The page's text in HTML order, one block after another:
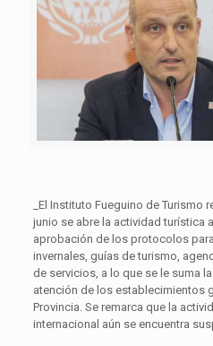
_El Instituto Fueguino de Turismo
junio se abre la actividad turística
aprobación de los protocolos
invernales, guías de turismo,
de servicios, a lo que se le suma
atención de los establecimientos
Provincia. Se remarca que la
internacional aún se encuentra